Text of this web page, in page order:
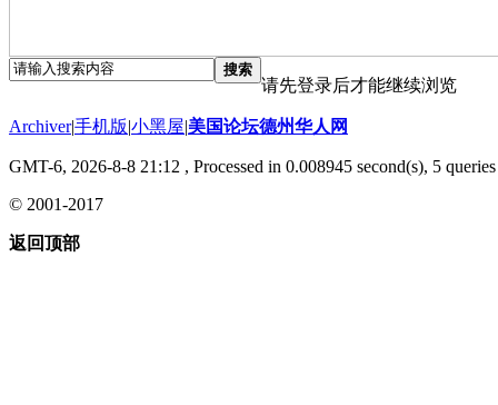
搜索
请先登录后才能继续浏览
Archiver|手机版|小黑屋|美国论坛德州华人网
GMT-6, 2026-8-8 21:12 , Processed in 0.008945 second(s), 5
© 2001-2017
返回顶部